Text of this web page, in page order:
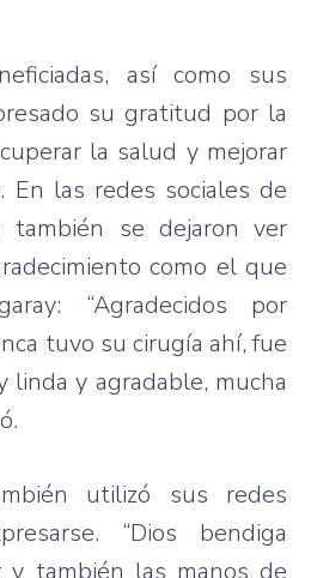
así como sus
su gratitud por la
la salud y mejorar
En las redes sociales de
también se dejaron ver
como el que
“Agradecidos por
tuvo su cirugía ahí, fue
linda y agradable, mucha
utilizó sus redes
“Dios bendiga
y también las manos de